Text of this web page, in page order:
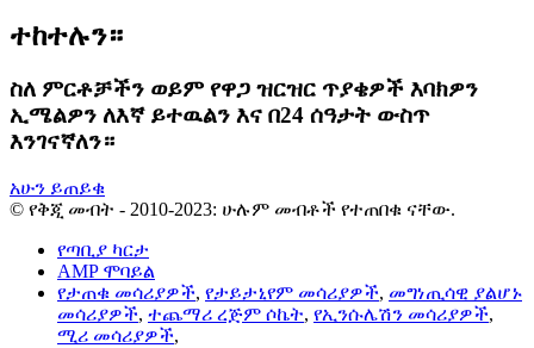
ተከተሉን።
ስለ ምርቶቻችን ወይም የዋጋ ዝርዝር ጥያቄዎች እባክዎን
ኢሜልዎን ለእኛ ይተዉልን እና በ24 ሰዓታት ውስጥ
እንገናኛለን።
አሁን ይጠይቁ
© የቅጂ መብት - 2010-2023: ሁሉም መብቶች የተጠበቁ ናቸው.
የጣቢያ ካርታ
AMP ሞባይል
የታጠቁ መሳሪያዎች, የታይታኒየም መሳሪያዎች, መግነጢሳዊ ያልሆኑ
መሳሪያዎች, ተጨማሪ ረጅም ሶኬት, የኢንሱሌሽን መሳሪያዎች,
ሚሪ መሳሪያዎች,